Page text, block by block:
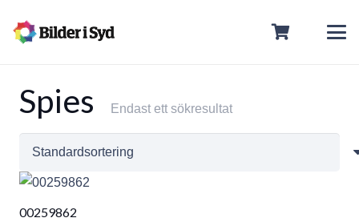
Spies Endast ett sökresultat
00259862